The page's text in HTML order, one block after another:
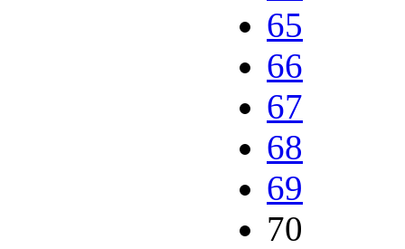
65
66
67
68
69
70